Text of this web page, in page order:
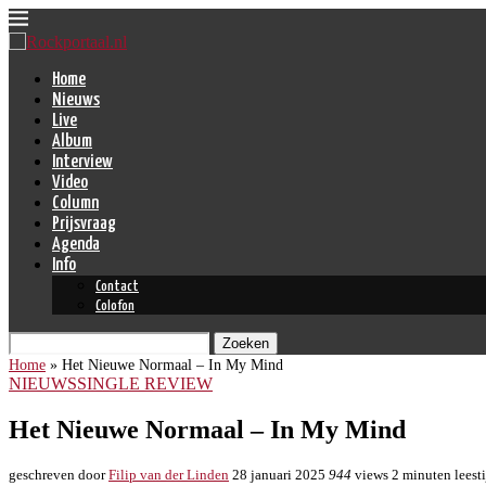
Home
Nieuws
Live
Album
Interview
Video
Column
Prijsvraag
Agenda
Info
Contact
Colofon
Zoeken
Home » Het Nieuwe Normaal – In My Mind
NIEUWSSINGLE REVIEW
Het Nieuwe Normaal – In My Mind
geschreven doorFilip van der Linden 28 januari 2025 944 views 2 minuten